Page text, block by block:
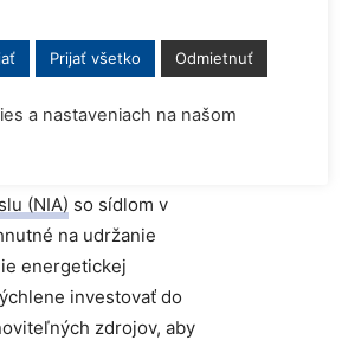
rásť, čo znamená,
energie udržal
štvrtinu výroby
do jadrovej
riziku.
(NIA) so sídlom v
na udržanie
energetickej
investovať do
zdrojov, aby
Prijať všetko Odmietnuť
a nastaveniach na našom